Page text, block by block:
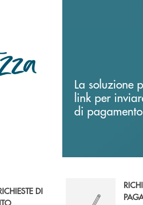
La soluzione
link per
di pagamento
DI